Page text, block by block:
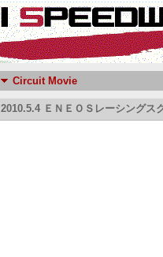
Circuit Movie
2010.5.4 ＥＮＥＯＳレーシング